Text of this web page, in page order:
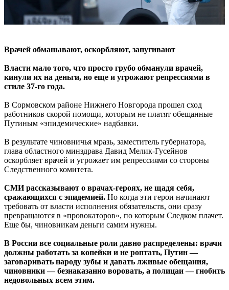
Врачей обманывают, оскорбляют, запугивают
Власти мало того, что просто грубо обманули врачей,
кинули их на деньги, но еще и угрожают репрессиями в
стиле 37-го года.
В Сормовском районе Нижнего Новгорода прошел сход
работников скорой помощи, которым не платят обещанные
Путиным «эпидемические» надбавки.
В результате чиновничья мразь, заместитель губернатора,
глава областного минздрава Давид Мелик-Гусейнов
оскорбляет врачей и угрожает им репрессиями со стороны
Следственного комитета.
СМИ рассказывают о врачах-героях, не щадя себя,
сражающихся с эпидемией. Но когда эти герои начинают
требовать от власти исполнения обязательств, они сразу
превращаются в «провокаторов», по которым Следком плачет.
Еще бы, чиновникам деньги самим нужны.
В России все социальные роли давно распределены: врачи
должны работать за копейки и не роптать, Путин —
заговаривать народу зубы и давать лживые обещания,
чиновники — безнаказанно воровать, а полицаи — гнобить
недовольных всем этим.